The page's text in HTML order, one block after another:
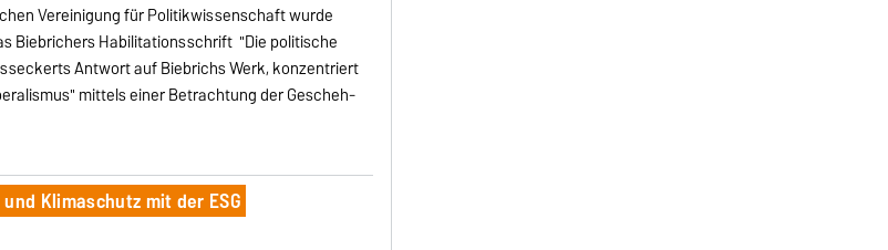
Vereinigung für Politikwissenschaft wurde
Biebrichers Habilitationsschrift "Die politische
Antwort auf Biebrichs Werk, konzentriert
mittels einer Betrachtung der Ge­scheh­
Klimaschutz mit der ESG